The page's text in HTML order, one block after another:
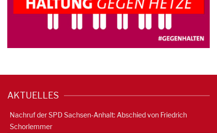
AKTUELLES
Nachruf der SPD Sachsen-Anhalt: Abschied von Friedrich
Schorlemmer